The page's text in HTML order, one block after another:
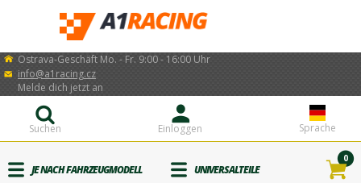
Ostrava-Geschäft Mo. - Fr. 9:00 - 16:00 Uhr
info@a1racing.cz
Sprache
Einloggen
Melde dich jetzt an
Suchen
JE NACH FAHRZEUGMODELL UNIVERSALTEILE
0